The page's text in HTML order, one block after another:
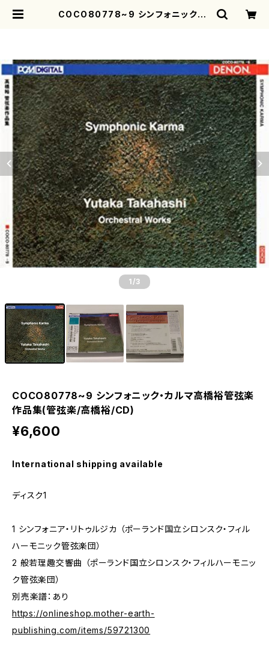
COCO80778~9 シンフォニック・カ
1 /3
COCO80778~9 シンフォニック・カルマ高橋裕管弦楽
作品集(管弦楽/高橋裕/CD)
¥6,600
International shipping available
ディスク1
1 シンフォニア・リトゥルジカ （ポーランド国立シロンスク・フィル
ハーモニック管弦楽団）
2 般若理趣交響曲 （ポーランド国立シロンスク・フィルハーモニッ
ク管弦楽団）
別売楽譜：あり
https://onlineshop.mother-earth-
publishing.com/items/59721300